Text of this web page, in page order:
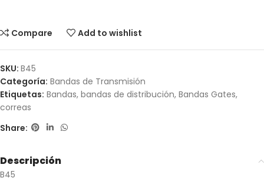
Compare Add to wishlist
SKU: B45
Categoría: Bandas de Transmisión
Etiquetas: Bandas, bandas de distribución, Bandas Gates,
correas
Share:
Descripción
B45